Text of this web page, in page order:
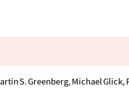
S. Greenberg, Michael